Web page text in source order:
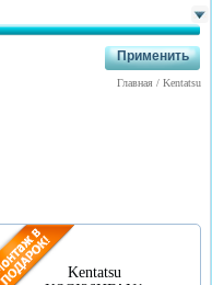
Главная / Kentatsu
Kentatsu